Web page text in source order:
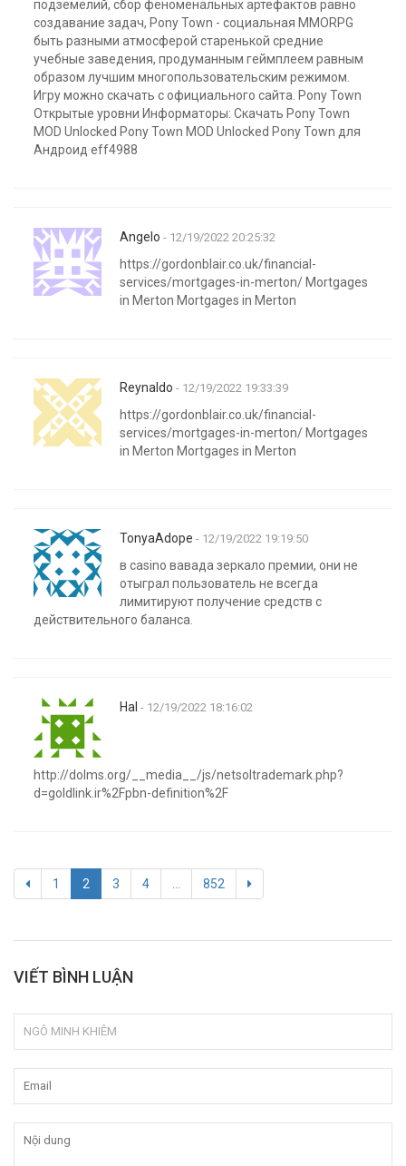
подземелий, сбор феноменальных артефактов равно
создавание задач, Pony Town - социальная MMORPG
быть разными атмосферой старенькой средние
учебные заведения, продуманным геймплеем равным
образом лучшим многопользовательским режимом.
Игру можно скачать с официального сайта. Pony Town
Открытые уровни Информаторы: Скачать Pony Town
MOD Unlocked Pony Town MOD Unlocked Pony Town для
Андроид eff4988
Angelo - 12/19/2022 20:25:32
https://gordonblair.co.uk/financial-
services/mortgages-in-merton/ Mortgages
in Merton Mortgages in Merton
Reynaldo - 12/19/2022 19:33:39
https://gordonblair.co.uk/financial-
services/mortgages-in-merton/ Mortgages
in Merton Mortgages in Merton
TonyaAdope - 12/19/2022 19:19:50
в casino вавада зеркало премии, они не
отыграл пользователь не всегда
лимитируют получение средств с
действительного баланса.
Hal - 12/19/2022 18:16:02
http://dolms.org/__media__/js/netsoltrademark.php?
d=goldlink.ir%2Fpbn-definition%2F
1 2 3 4 852
VIẾT BÌNH LUẬN